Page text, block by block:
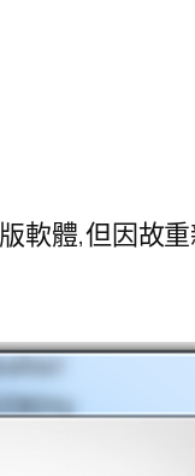
軟體,但因故